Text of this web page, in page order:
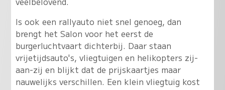
Is ook een rallyauto niet snel genoeg, dan
brengt het Salon voor het eerst de
burgerluchtvaart dichterbij. Daar staan
vrijetijdsauto's, vliegtuigen en helikopters zij-
aan-zij en blijkt dat de prijskaartjes maar
nauwelijks verschillen. Een klein vliegtuig kost